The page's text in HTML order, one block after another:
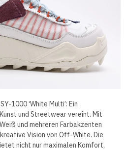
1000 ‘White Multi’: Ein
und Streetwear vereint. Mit
und mehreren Farbakzenten
Vision von Off-White. Die
nicht nur maximalen Komfort,